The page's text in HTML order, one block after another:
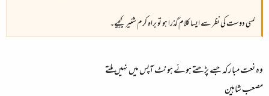
کسی دوست کی نظر سے ایسا کلام گذرا ہو تو براہ کرم شئیر کیجیے۔
وہ نعت مبارکہ جسے پڑھتے ہوئے ہونٹ آپس میں نہیں ملتے